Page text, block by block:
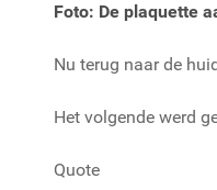
Foto: De plaquette
Nu terug naar de
Het volgende werd
Quote